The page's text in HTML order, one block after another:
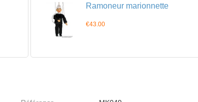
Ramoneur marionnette
€43.00